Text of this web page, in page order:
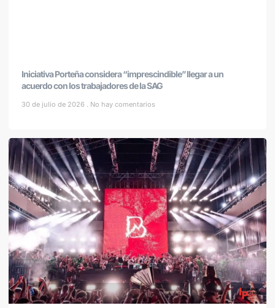
Iniciativa Porteña considera “imprescindible” llegar a un
acuerdo con los trabajadores de la SAG
30 de julio de 2026 No hay comentarios